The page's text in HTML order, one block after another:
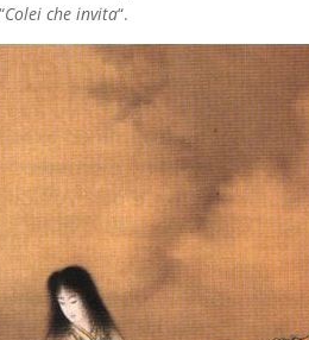
Colei che invita“.